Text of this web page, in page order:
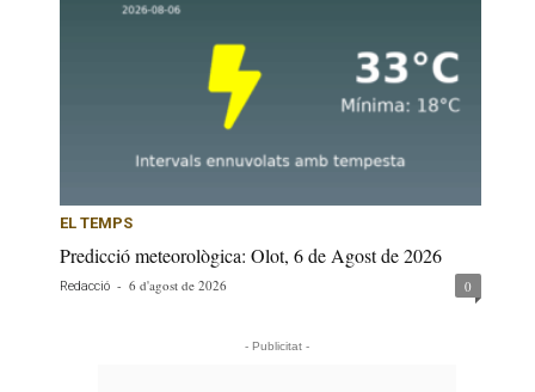
EL TEMPS
Predicció meteorològica: Olot, 6 de Agost de 2026
Redacció - 6 d'agost de 2026 0
- Publicitat -